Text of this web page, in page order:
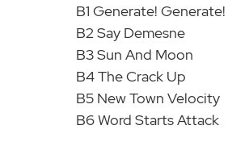
B1 Generate! Generate!
B2 Say Demesne
B3 Sun And Moon
B4 The Crack Up
B5 New Town Velocity
B6 Word Starts Attack